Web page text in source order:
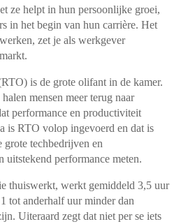
ze helpt in hun persoonlijke groei,
in het begin van hun carrière. Het
zet je als werkgever
is de grote olifant in de kamer.
mensen meer terug naar
performance en productiviteit
is RTO volop ingevoerd en dat is
techbedrijven en
uitstekend performance meten.
thuiswerkt, werkt gemiddeld 3,5 uur
tot anderhalf uur minder dan
Uiteraard zegt dat niet per se iets